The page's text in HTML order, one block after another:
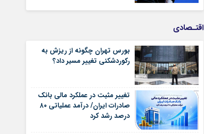
اقتـصادی
بورس تهران چگونه از ریزش به
رکوردشکنی تغییر مسیر داد؟
تغییر مثبت در عملکرد مالی بانک
صادرات ایران/ درآمد عملیاتی ۸۰
درصد رشد کرد